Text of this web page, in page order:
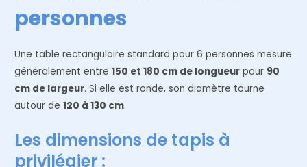
personnes
Une table rectangulaire standard pour 6 personnes mesure
généralement entre150 et 180 cm de longueur pour 90
cm de largeur. Si elle est ronde, son diamètre tourne
autour de120 à 130 cm.
Les dimensions de tapis à
privilégier :